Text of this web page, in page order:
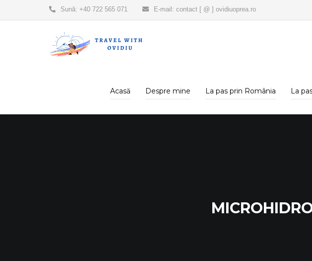
Sună: +40 722 565 071 E-mail: contact [ @ ] ovidiuoprea.ro
Acasă Despre mine La pas prin România La